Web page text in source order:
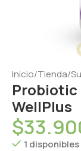
Inicio/Tienda/
Probiotic
WellPlus
$
1 disponibles